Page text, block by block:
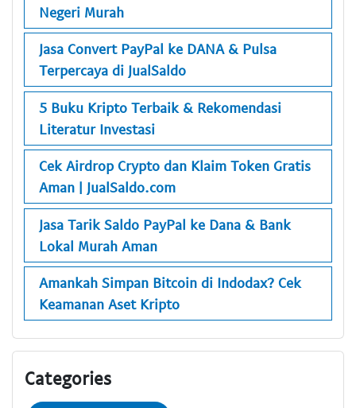
Negeri Murah
Jasa Convert PayPal ke DANA & Pulsa
Terpercaya di JualSaldo
5 Buku Kripto Terbaik & Rekomendasi
Literatur Investasi
Cek Airdrop Crypto dan Klaim Token Gratis
Aman | JualSaldo.com
Jasa Tarik Saldo PayPal ke Dana & Bank
Lokal Murah Aman
Amankah Simpan Bitcoin di Indodax? Cek
Keamanan Aset Kripto
Categories